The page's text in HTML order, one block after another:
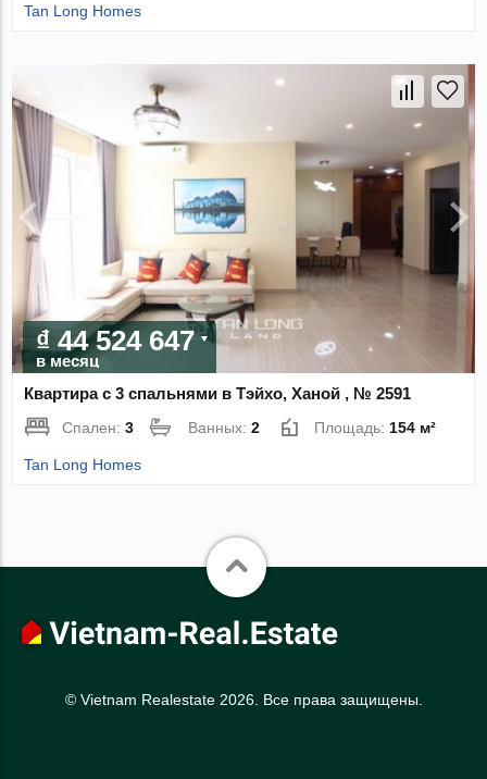
Tan Long Homes
₫ 44 524 647
в месяц
Квартира с 3 спальнями в Тэйхо, Ханой , № 2591
Спален:3 Ванных:2 Площадь: 154 м²
Tan Long Homes
© Vietnam Realestate 2026. Все права защищены.